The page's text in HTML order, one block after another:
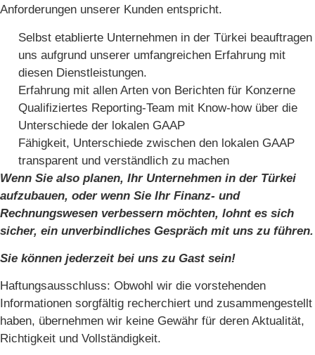
Anforderungen unserer Kunden entspricht.
Selbst etablierte Unternehmen in der Türkei beauftragen
uns aufgrund unserer umfangreichen Erfahrung mit
diesen Dienstleistungen.
Erfahrung mit allen Arten von Berichten für Konzerne
Qualifiziertes Reporting-Team mit Know-how über die
Unterschiede der lokalen GAAP
Fähigkeit, Unterschiede zwischen den lokalen GAAP
transparent und verständlich zu machen
Wenn Sie also planen, Ihr Unternehmen in der Türkei
aufzubauen, oder wenn Sie Ihr Finanz- und
Rechnungswesen verbessern möchten, lohnt es sich
sicher, ein unverbindliches Gespräch mit uns zu führen.
Sie können jederzeit bei uns zu Gast sein!
Haftungsausschluss: Obwohl wir die vorstehenden
Informationen sorgfältig recherchiert und zusammengestellt
haben, übernehmen wir keine Gewähr für deren Aktualität,
Richtigkeit und Vollständigkeit.